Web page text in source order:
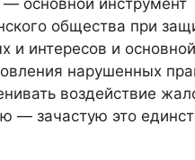
основной инструмент
общества при
и интересов и
нарушенных
воздействие
— зачастую это